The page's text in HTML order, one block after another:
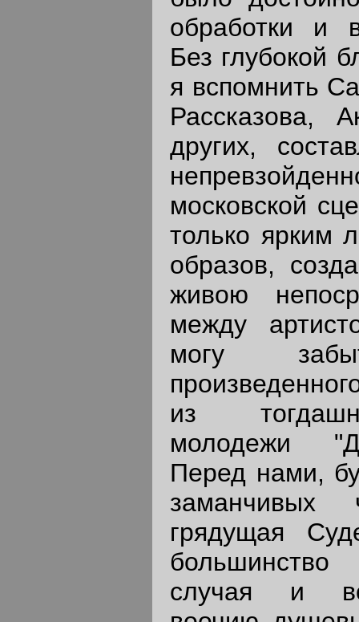
обработки и
Без глубокой
я вспомнить
Рассказова,
других,
московской
только ярким
образов,
живою
между
могу
из
молодежи
Перед нами,
заманчивых
грядущая
случая и